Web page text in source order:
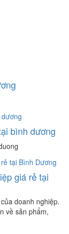
bình dương
giá rẻ tại
doanh nghiệp.
về sản phẩm,